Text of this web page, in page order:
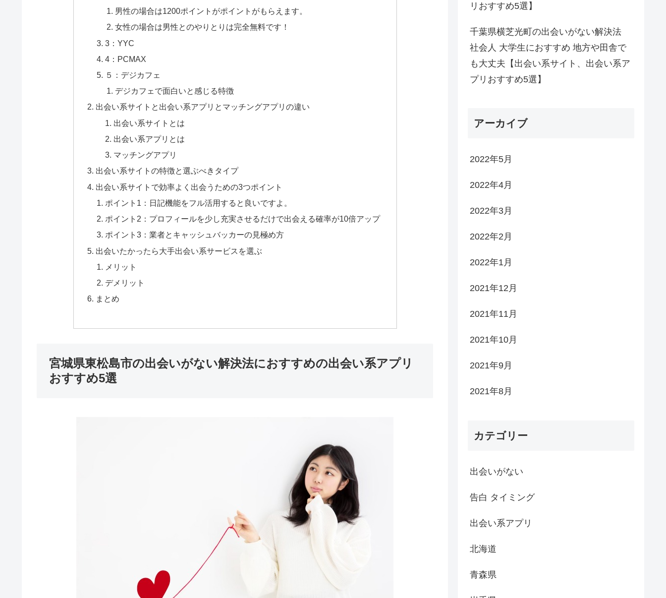
男性の場合は1200ポイントがポイントがもらえます。
女性の場合は男性とのやりとりは完全無料です！
3：YYC
4：PCMAX
５：デジカフェ
デジカフェで面白いと感じる特徴
出会い系サイトと出会い系アプリとマッチングアプリの違い
出会い系サイトとは
出会い系アプリとは
マッチングアプリ
出会い系サイトの特徴と選ぶべきタイプ
出会い系サイトで効率よく出会うための3つポイント
ポイント1：日記機能をフル活用すると良いですよ。
ポイント2：プロフィールを少し充実させるだけで出会える確率が10倍アップ
ポイント3：業者とキャッシュバッカーの見極め方
出会いたかったら大手出会い系サービスを選ぶ
メリット
デメリット
まとめ
宮城県東松島市の出会いがない解決法におすすめの出会い系アプリ
おすすめ5選
リおすすめ5選】
千葉県横芝光町の出会いがない解決法
社会人 大学生におすすめ 地方や田舎で
も大丈夫【出会い系サイト、出会い系ア
プリおすすめ5選】
アーカイブ
2022年5月
2022年4月
2022年3月
2022年2月
2022年1月
2021年12月
2021年11月
2021年10月
2021年9月
2021年8月
カテゴリー
出会いがない
告白 タイミング
出会い系アプリ
北海道
青森県